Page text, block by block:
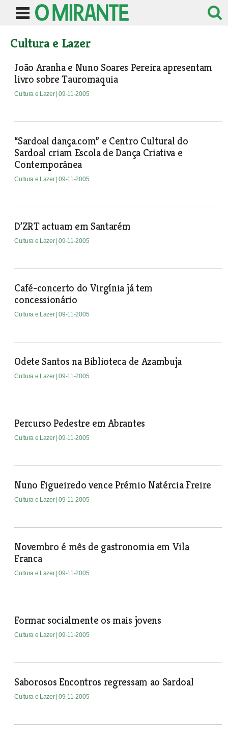
Cultura e Lazer
João Aranha e Nuno Soares Pereira apresentam
livro sobre Tauromaquia
Cultura e Lazer | 09-11-2005
“Sardoal dança.com” e Centro Cultural do
Sardoal criam Escola de Dança Criativa e
Contemporânea
Cultura e Lazer | 09-11-2005
D’ZRT actuam em Santarém
Cultura e Lazer | 09-11-2005
Café-concerto do Virgínia já tem
concessionário
Cultura e Lazer | 09-11-2005
Odete Santos na Biblioteca de Azambuja
Cultura e Lazer | 09-11-2005
Percurso Pedestre em Abrantes
Cultura e Lazer | 09-11-2005
Nuno Figueiredo vence Prémio Natércia Freire
Cultura e Lazer | 09-11-2005
Novembro é mês de gastronomia em Vila
Franca
Cultura e Lazer | 09-11-2005
Formar socialmente os mais jovens
Cultura e Lazer | 09-11-2005
Saborosos Encontros regressam ao Sardoal
Cultura e Lazer | 09-11-2005